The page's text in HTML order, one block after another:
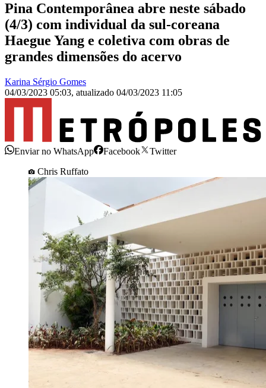
Pina Contemporânea abre neste sábado
(4/3) com individual da sul-coreana
Haegue Yang e coletiva com obras de
grandes dimensões do acervo
Karina Sérgio Gomes
04/03/2023 05:03, atualizado 04/03/2023 11:05
Enviar no WhatsApp Facebook
Twitter
Chris Ruffato